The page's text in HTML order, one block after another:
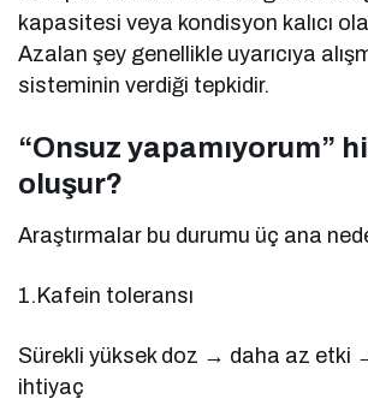
kapasitesi veya kondisyon kalıcı
Azalan şey genellikle uyarıcıya
sisteminin verdiği tepkidir.
“Onsuz yapamıyorum”
oluşur?
Araştırmalar bu durumu üç ana
1.Kafein toleransı
Sürekli yüksek doz → daha az etki
ihtiyaç